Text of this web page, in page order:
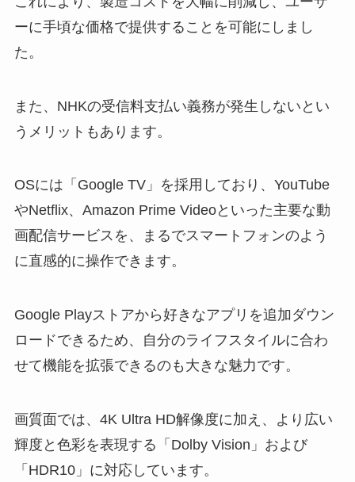
ーに手頃な価格で提供することを可能にしまし
た。
また、NHKの受信料支払い義務が発生しないとい
うメリットもあります。
OSには「Google TV」を採用しており、YouTube
やNetflix、Amazon Prime Videoといった主要な動
画配信サービスを、まるでスマートフォンのよう
に直感的に操作できます。
Google Playストアから好きなアプリを追加ダウン
ロードできるため、自分のライフスタイルに合わ
せて機能を拡張できるのも大きな魅力です。
画質面では、4K Ultra HD解像度に加え、より広い
輝度と色彩を表現する「Dolby Vision」および
「HDR10」に対応しています。